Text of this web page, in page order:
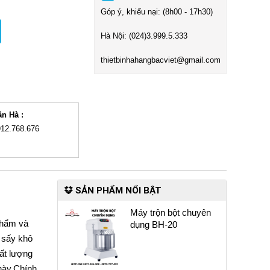
Hà :
Góp ý, khiếu nại: (8h00 - 17h30)
Hà Nội: (024)3.999.5.333
thietbinhahangbacviet@gmail.com
và
khô
lượng
SẢN PHẨM NỔI BẬT
Máy trộn bột chuyên
dụng BH-20